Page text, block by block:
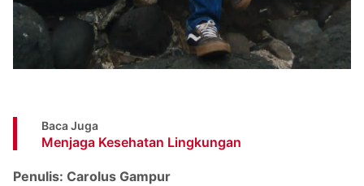
Baca Juga
Menjaga Kesehatan Lingkungan
Penulis: Carolus Gampur